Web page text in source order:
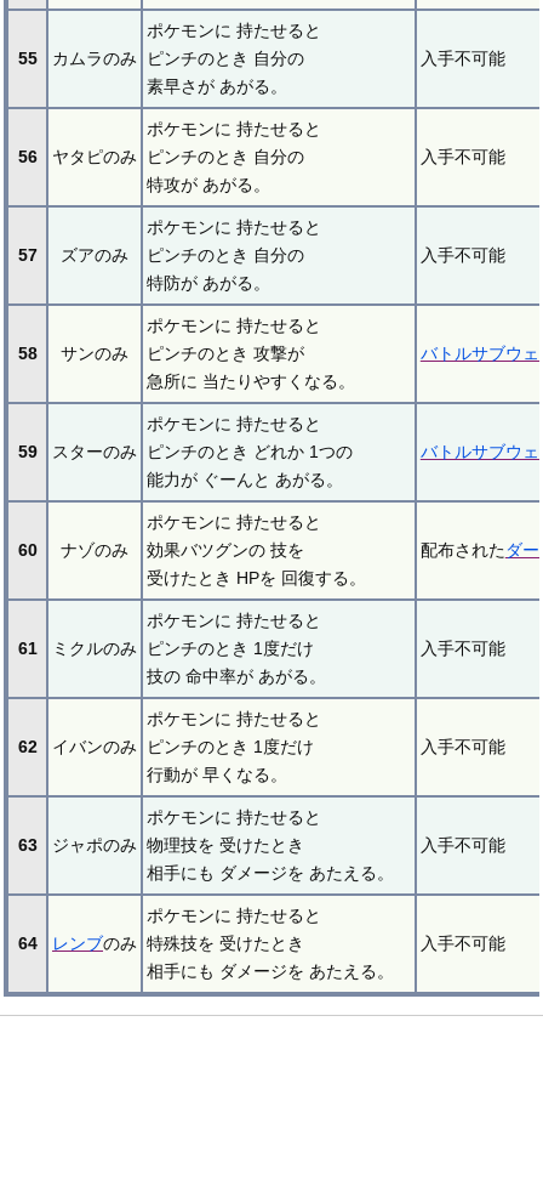
55 カムラのみ
ポケモンに 持たせると
ピンチのとき 自分の
素早さが あがる。
入手不可能
56 ヤタピのみ
ポケモンに 持たせると
ピンチのとき 自分の
特攻が あがる。
入手不可能
57 ズアのみ
ポケモンに 持たせると
ピンチのとき 自分の
特防が あがる。
入手不可能
58 サンのみ
ポケモンに 持たせると
ピンチのとき 攻撃が
急所に 当たりやすくなる。
バトルサブウェ
59 スターのみ
ポケモンに 持たせると
ピンチのとき どれか 1つの
能力が ぐーんと あがる。
バトルサブウェ
60 ナゾのみ
ポケモンに 持たせると
効果バツグンの 技を
受けたとき HPを 回復する。
配布されたダ
61 ミクルのみ
ポケモンに 持たせると
ピンチのとき 1度だけ
技の 命中率が あがる。
入手不可能
62 イバンのみ
ポケモンに 持たせると
ピンチのとき 1度だけ
行動が 早くなる。
入手不可能
63 ジャポのみ
ポケモンに 持たせると
物理技を 受けたとき
相手にも ダメージを あたえる。
入手不可能
64 レンブのみ
ポケモンに 持たせると
特殊技を 受けたとき
相手にも ダメージを あたえる。
入手不可能